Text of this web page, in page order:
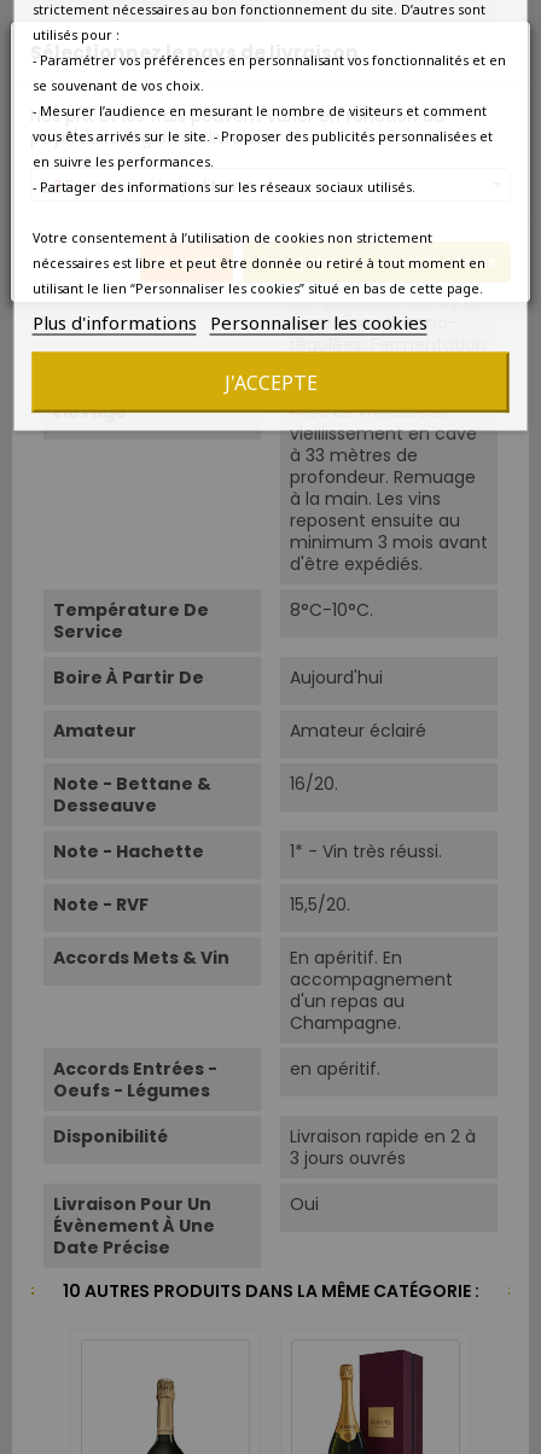
Sélectionnez le pays de livraison
Nos prix et les frais peuvent varier en fonction du
pays/de la région de livraison.
France métropolitaine
Annuler Enregistrer les modifications
Superficie
Cépages
noir 33%. Pinot meunier
Vinification
suivi d'un second en
pendant 24 heures.
Fermentation
alcoolique à basse
température (18°C) en
cuves inox thermo-
Elevage
Prise de mousse et
vieillissement en cave
à 33 mètres de
profondeur. Remuage
à la main. Les vins
reposent ensuite au
minimum 3 mois avant
d'être expédiés.
Température De
Service
8°C-10°C.
Boire À Partir De Aujourd'hui
Amateur Amateur éclairé
Note - Bettane &
Desseauve
16/20.
Note - Hachette 1* - Vin très réussi.
Note - RVF 15,5/20.
Accords Mets & Vin
En apéritif. En
accompagnement
d'un repas au
Champagne.
Accords Entrées -
Oeufs - Légumes
en apéritif.
Disponibilité
Livraison rapide en 2 à
3 jours ouvrés
Livraison Pour Un
Évènement À Une
Date Précise
Oui
10 AUTRES PRODUITS DANS LA MÊME CATÉGORIE :
strictement nécessaires au bon fonctionnement du site. D’autres sont
utilisés pour :
- Paramétrer vos préférences en personnalisant vos fonctionnalités et en
se souvenant de vos choix.
- Mesurer l’audience en mesurant le nombre de visiteurs et comment
vous êtes arrivés sur le site. - Proposer des publicités personnalisées et
en suivre les performances.
- Partager des informations sur les réseaux sociaux utilisés.
Votre consentement à l’utilisation de cookies non strictement
nécessaires est libre et peut être donnée ou retiré à tout moment en
utilisant le lien “Personnaliser les cookies” situé en bas de cette page.
Plus d'informations Personnaliser les cookies
J'ACCEPTE